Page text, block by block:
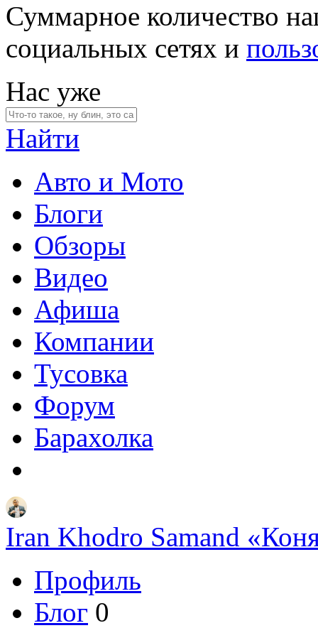
Суммарное количество
социальных сетях и
Нас уже
Найти
Авто и Мото
Блоги
Обзоры
Видео
Афиша
Компании
Тусовка
Форум
Барахолка
Iran Khodro Samand
Профиль
Блог 0